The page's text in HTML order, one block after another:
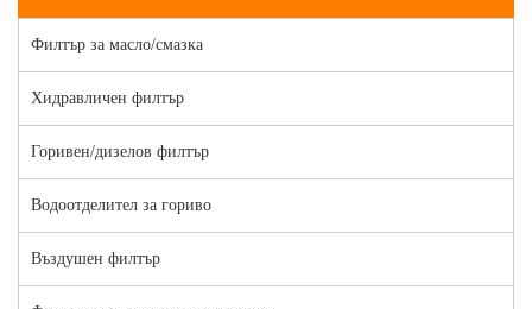
Филтър за масло/смазка
Хидравличен филтър
Горивен/дизелов филтър
Водоотделител за гориво
Въздушен филтър